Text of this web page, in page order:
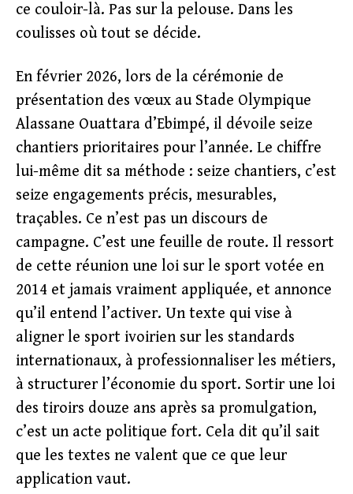
ce couloir-là. Pas sur la pelouse. Dans les
coulisses où tout se décide.
En février 2026, lors de la cérémonie de
présentation des vœux au Stade Olympique
Alassane Ouattara d’Ebimpé, il dévoile seize
chantiers prioritaires pour l’année. Le chiffre
lui-même dit sa méthode : seize chantiers, c’est
seize engagements précis, mesurables,
traçables. Ce n’est pas un discours de
campagne. C’est une feuille de route. Il ressort
de cette réunion une loi sur le sport votée en
2014 et jamais vraiment appliquée, et annonce
qu’il entend l’activer. Un texte qui vise à
aligner le sport ivoirien sur les standards
internationaux, à professionnaliser les métiers,
à structurer l’économie du sport. Sortir une loi
des tiroirs douze ans après sa promulgation,
c’est un acte politique fort. Cela dit qu’il sait
que les textes ne valent que ce que leur
application vaut.